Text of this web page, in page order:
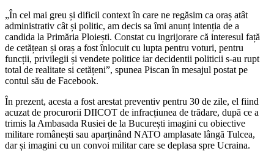
„În cel mai greu și dificil context în care ne regăsim ca oraș atât
administrativ cât și politic, am decis sa îmi anunț intenția de a
candida la Primăria Ploiești. Constat cu ingrijorare că interesul față
de cetățean și oraș a fost înlocuit cu lupta pentru voturi, pentru
funcții, privilegii și vendete politice iar decidentii politicii s-au rupt
total de realitate si cetățeni”, spunea Piscan în mesajul postat pe
contul său de Facebook.
În prezent, acesta a fost arestat preventiv pentru 30 de zile, el fiind
acuzat de procurorii DIICOT de infracțiunea de trădare, după ce a
trimis la Ambasada Rusiei de la București imagini cu obiective
militare românești sau aparținând NATO amplasate lângă Tulcea,
dar și imagini cu un convoi militar care se deplasa spre Ucraina.